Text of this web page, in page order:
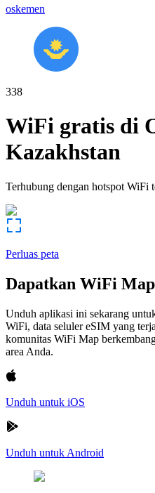
oskemen
338
WiFi gratis di
Kazakhstan
Terhubung dengan hotspot WiFi
Perluas peta
Dapatkan WiFi Map
Unduh aplikasi ini sekarang
WiFi, data seluler eSIM yang
komunitas WiFi Map
area Anda.
Unduh untuk iOS
Unduh untuk Android